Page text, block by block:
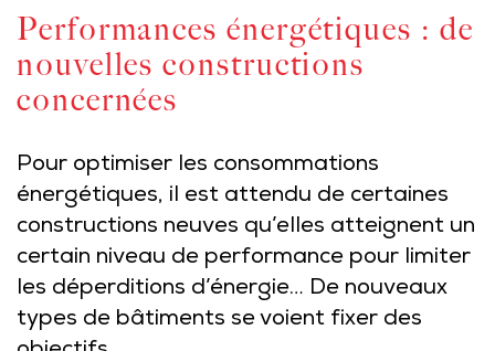
Performances énergétiques : de
nouvelles constructions
concernées
Pour optimiser les consommations
énergétiques, il est attendu de certaines
constructions neuves qu’elles atteignent un
certain niveau de performance pour limiter
les déperditions d’énergie… De nouveaux
types de bâtiments se voient fixer des